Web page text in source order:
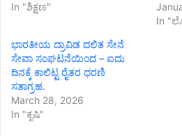
In "ಶಿಕ್ಷಣ"
In
ಭಾರತೀಯ ದ್ರಾವಿಡ ದಲಿತ ಸೇನೆ
ಸೇವಾ ಸಂಘಟನೆಯಿಂದ – ಐದು
ದಿನಕ್ಕೆ ಕಾಲಿಟ್ಟ ರೈತರ ಧರಣಿ
ಸತಾಗ್ರಹ.
March 28, 2026
In "ಕೃಷಿ"